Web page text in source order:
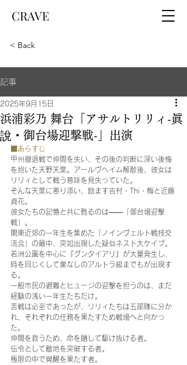
CRAVE
< Back
記事
浜浦彩乃 舞台「アサルトリリィ-眞
說・御台場迎撃戦-」出演
2025年9月15日
■あらすじ
甲州撤退戦で仲間を失い、その後の判断に深い後悔
を抱いた天野天葉。アールヴヘイム解散後、彼女は
リリィとして戦う意味を見失っていた。
そんな天葉に寄り添い、励ます吉村・Thi・梅と近藤
貞花。
彼女たちの記憶と共に甦るのは――「御台場迎撃
戦」。
関東近郊の一年生を集めた「ノインヴェルト戦技交
流会」の最中、突如出現した疑似ネスト大ケイブ。
若洲公園を中心に『グンタイアリ』が大量発生し、
時を同じくして巣なしのアルトラ級までもが出現す
る。
一般市民の避難とヒュージの迎撃を担うのは、まだ
経験の浅い一年生たちだけ。
苦戦は必至であったが、リリィたちは五部隊に分か
れ、それぞれの任務を果たすため戦場へと向かっ
た。
仲間を救うため、命を賭して駆け抜ける者。
伝令として敵地を突破する者。
極限の中で覚醒を果たす者。